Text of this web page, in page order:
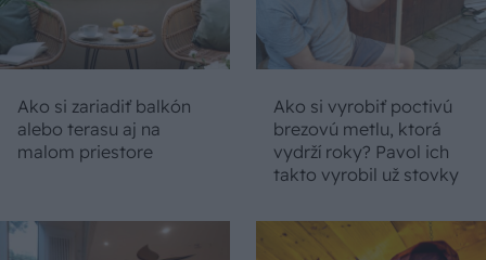
Ako si zariadiť balkón
alebo terasu aj na
malom priestore
Ako si vyrobiť poctivú
brezovú metlu, ktorá
vydrží roky? Pavol ich
takto vyrobil už stovky